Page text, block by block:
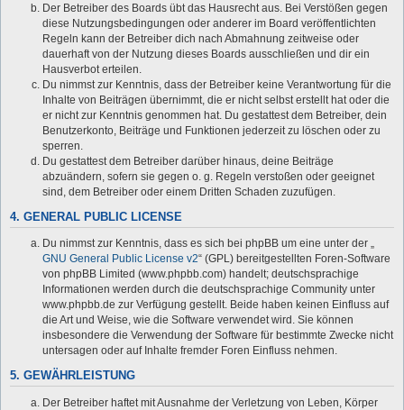
Der Betreiber des Boards übt das Hausrecht aus. Bei Verstößen gegen
diese Nutzungsbedingungen oder anderer im Board veröffentlichten
Regeln kann der Betreiber dich nach Abmahnung zeitweise oder
dauerhaft von der Nutzung dieses Boards ausschließen und dir ein
Hausverbot erteilen.
Du nimmst zur Kenntnis, dass der Betreiber keine Verantwortung für die
Inhalte von Beiträgen übernimmt, die er nicht selbst erstellt hat oder die
er nicht zur Kenntnis genommen hat. Du gestattest dem Betreiber, dein
Benutzerkonto, Beiträge und Funktionen jederzeit zu löschen oder zu
sperren.
Du gestattest dem Betreiber darüber hinaus, deine Beiträge
abzuändern, sofern sie gegen o. g. Regeln verstoßen oder geeignet
sind, dem Betreiber oder einem Dritten Schaden zuzufügen.
4. GENERAL PUBLIC LICENSE
Du nimmst zur Kenntnis, dass es sich bei phpBB um eine unter der „
GNU General Public License v2“ (GPL) bereitgestellten Foren-Software
von phpBB Limited (www.phpbb.com) handelt; deutschsprachige
Informationen werden durch die deutschsprachige Community unter
www.phpbb.de zur Verfügung gestellt. Beide haben keinen Einfluss auf
die Art und Weise, wie die Software verwendet wird. Sie können
insbesondere die Verwendung der Software für bestimmte Zwecke nicht
untersagen oder auf Inhalte fremder Foren Einfluss nehmen.
5. GEWÄHRLEISTUNG
Der Betreiber haftet mit Ausnahme der Verletzung von Leben, Körper